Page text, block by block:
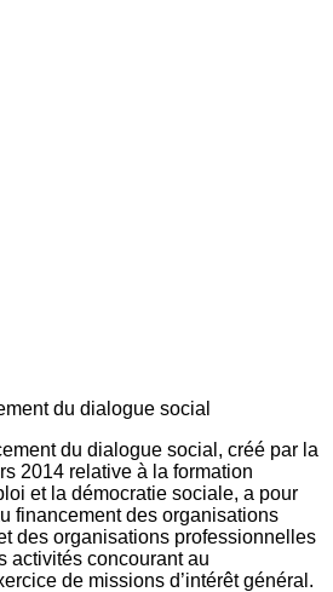
du dialogue social, créé par la
2014 relative à la formation
et la démocratie sociale, a pour
financement des organisations
des organisations professionnelles
activités concourant au
de missions d’intérêt général.